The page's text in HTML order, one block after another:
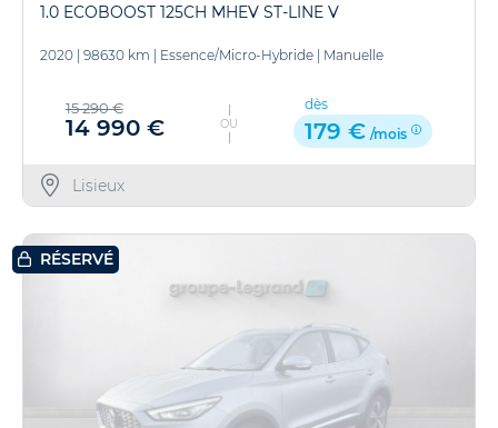
1.0 ECOBOOST 125CH MHEV ST-LINE V
2020 | 98630 km | Essence/Micro-Hybride | Manuelle
15 290 €
14 990 € OU
dès
179 € /mois
Lisieux
RÉSERVÉ